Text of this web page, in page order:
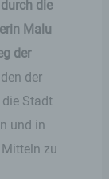
die
Malu
der
der
die Stadt
und in
zu
in
System
(4) die